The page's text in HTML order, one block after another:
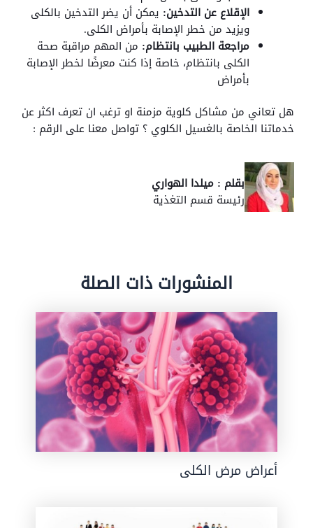
الإقلاع عن التدخين: يمكن أن يضر التدخين بالكلى
ويزيد من خطر الإصابة بأمراض الكلى.
مراجعة الطبيب بانتظام: من المهم مراقبة صحة
الكلى بانتظام، خاصة إذا كنت معرضًا لخطر الإصابة
بأمراض
هل تعاني من مشاكل كلوية مزمنة او ترغب ان تعرف اكثر عن
خدماتنا الخاصة بالغسيل الكلوي ؟ تواصل معنا على الرقم :
بقلم : ميلدا الهواري
رئيسة قسم التغذية
المنشورات ذات الصلة
أعراض مرض الكلى